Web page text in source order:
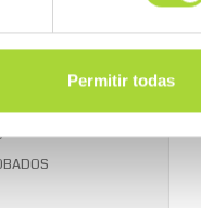
Permitir todas